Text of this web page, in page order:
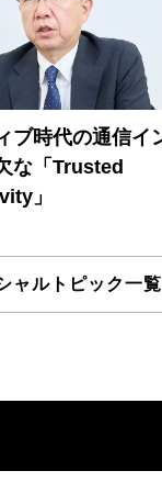
ブ時代の通信イ
な「Trusted
」
ャルトピック一覧